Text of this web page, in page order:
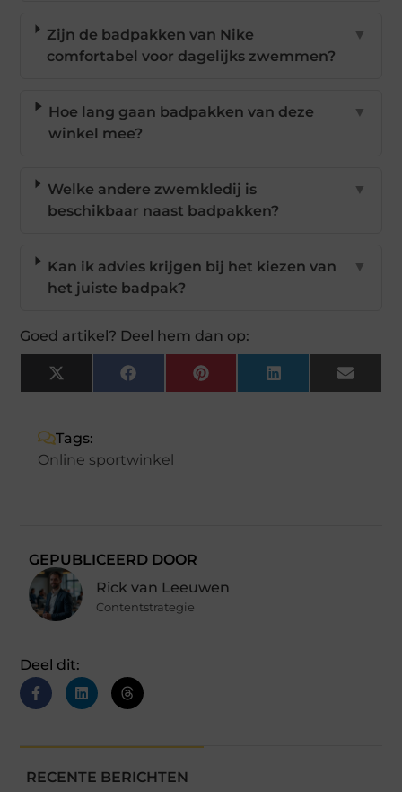
Zijn de badpakken van Nike
comfortabel voor dagelijks zwemmen?
▼
Hoe lang gaan badpakken van deze
winkel mee?
▼
Welke andere zwemkledij is
beschikbaar naast badpakken?
▼
Kan ik advies krijgen bij het kiezen van
het juiste badpak?
▼
Goed artikel? Deel hem dan op:
X
(Twitter)
FacebookPinterestLinkedIn Email
Tags:
Online sportwinkel
GEPUBLICEERD DOOR
Rick van Leeuwen
Contentstrategie
Deel dit:
RECENTE BERICHTEN